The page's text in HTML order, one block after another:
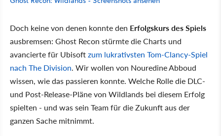
Doch keine von denen konnte den Erfolgskurs des Spiels
ausbremsen: Ghost Recon stürmte die Charts und
avancierte für Ubisoftzum lukrativsten Tom-Clancy-Spiel
nach The Division. Wir wollen von Nouredine Abboud
wissen, wie das passieren konnte. Welche Rolle die DLC-
und Post-Release-Pläne von Wildlands bei diesem Erfolg
spielten - und was sein Team für die Zukunft aus der
ganzen Sache mitnimmt.